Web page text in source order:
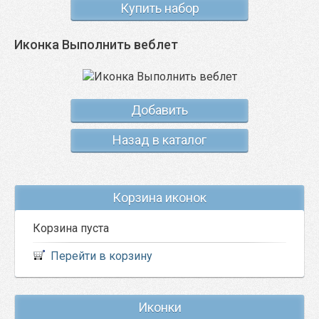
Купить набор
Иконка Выполнить веблет
Добавить
Назад в каталог
Корзина иконок
Корзина пуста
Перейти в корзину
Иконки